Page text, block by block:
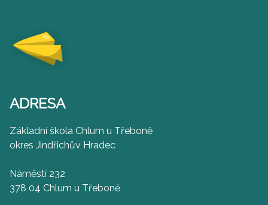
ADRESA
Základní škola Chlum u Třeboně
okres Jindřichův Hradec
Náměstí 232
378 04 Chlum u Třeboně